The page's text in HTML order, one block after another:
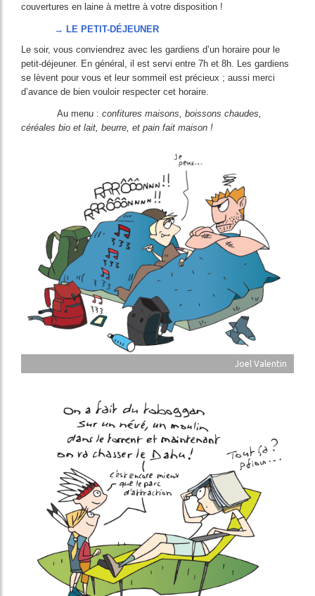
couvertures en laine à mettre à votre disposition !
→ LE PETIT-DÉJEUNER
Le soir, vous conviendrez avec les gardiens d’un horaire pour le
petit-déjeuner. En général, il est servi entre 7h et 8h. Les gardiens
se lèvent pour vous et leur sommeil est précieux ; aussi merci
d’avance de bien vouloir respecter cet horaire.
Au menu : confitures maisons, boissons chaudes,
céréales bio et lait, beurre, et pain fait maison !
Joel Valentin